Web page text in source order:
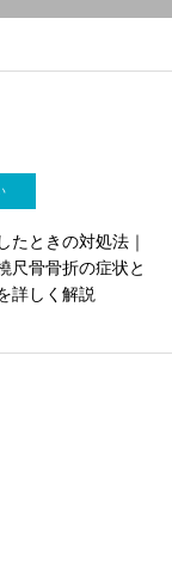
部外科
たときの対処法｜
尺骨骨折の症状と
詳しく解説